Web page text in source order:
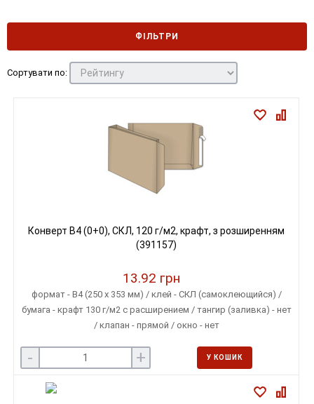
ФІЛЬТРИ
Сортувати по:
Конверт B4 (0+0), СКЛ, 120 г/м2, крафт, з розширенням
(391157)
13.92 грн
формат - B4 (250 х 353 мм) / клей - СКЛ (самоклеющийся) /
бумага - крафт 130 г/м2 с расширением / тангир (заливка) - нет
/ клапан - прямой / окно - нет
- + У КОШИК